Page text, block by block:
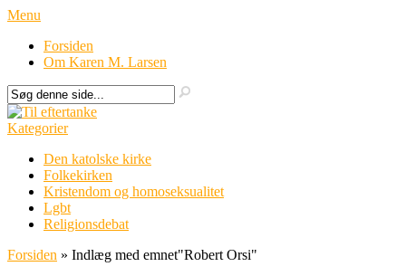
Menu
Forsiden
Om Karen M. Larsen
Kategorier
Den katolske kirke
Folkekirken
Kristendom og homoseksualitet
Lgbt
Religionsdebat
Forsiden » Indlæg med emnet"Robert Orsi"